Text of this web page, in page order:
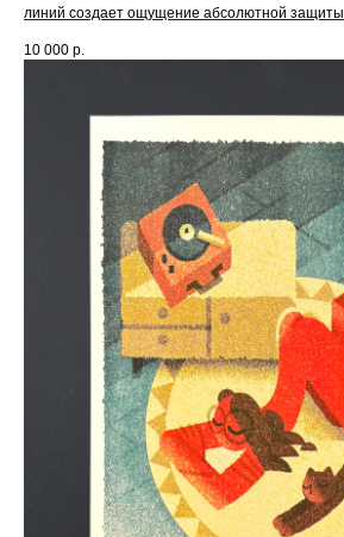
линий создает ощущение абсолютной защиты.
10 000 р.